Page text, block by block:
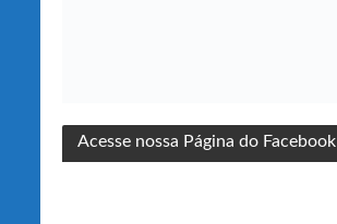
Acesse nossa Página do Facebook